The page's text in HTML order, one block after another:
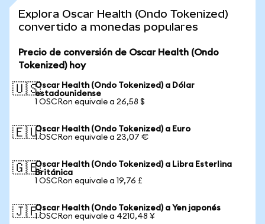
Explora Oscar Health (Ondo Tokenized)
convertido a monedas populares
Precio de conversión de Oscar Health (Ondo
Tokenized) hoy
🇺🇸Oscar Health (Ondo Tokenized) a Dólar
estadounidense
1 OSCRon equivale a 26,58 $
🇪🇺Oscar Health (Ondo Tokenized) a Euro
1 OSCRon equivale a 23,07 €
🇬🇧Oscar Health (Ondo Tokenized) a Libra Esterlina
Británica
1 OSCRon equivale a 19,76 £
🇯🇵Oscar Health (Ondo Tokenized) a Yen japonés
1 OSCRon equivale a 4210,48 ¥